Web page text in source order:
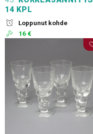
14 KPL
Loppunut kohde
16 €